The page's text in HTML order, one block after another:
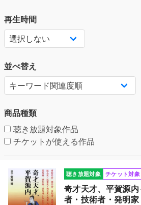
再生時間
並べ替え
商品種類
聴き放題対象作品
チケットが使える作品
聴き放題対象 チケット対象
奇才天才、平賀源
者・技術者・発明家